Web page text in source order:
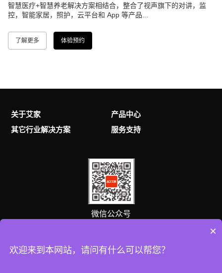
智慧医疗+智慧养老解决方案相结合，整合了视声旗下的对讲，监
控，智能家居，照护，云平台和 App 等产品...
了解更多 体验预约
关于艾家
产品中心
其它行业解决方案
服务支持
微信公众号
0757-25538869 (8:00-18:00 )
×
欢迎来到本网站，请问有什么可以帮您？